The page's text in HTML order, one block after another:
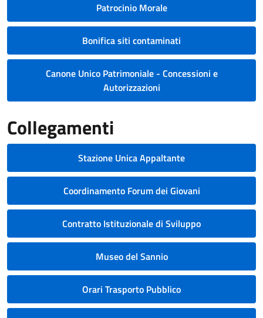
Patrocinio Morale
Bonifica siti contaminati
Canone Unico Patrimoniale - Concessioni e
Autorizzazioni
Collegamenti
Stazione Unica Appaltante
Coordinamento Forum dei Giovani
Contratto Istituzionale di Sviluppo
Museo del Sannio
Orari Trasporto Pubblico